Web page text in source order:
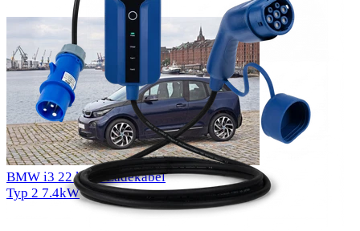
BMW i3 22 kWh Ladekabel
Typ 2 7.4kW